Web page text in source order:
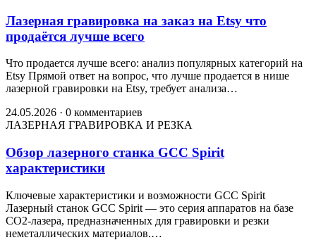
Лазерная гравировка на заказ на Etsy что
продаётся лучше всего
Что продается лучше всего: анализ популярных категорий на
Etsy Прямой ответ на вопрос, что лучше продается в нише
лазерной гравировки на Etsy, требует анализа…
24.05.2026 · 0 комментариев
ЛАЗЕРНАЯ ГРАВИРОВКА И РЕЗКА
Обзор лазерного станка GCC Spirit
характеристики
Ключевые характеристики и возможности GCC Spirit
Лазерный станок GCC Spirit — это серия аппаратов на базе
CO2-лазера, предназначенных для гравировки и резки
неметаллических материалов.…